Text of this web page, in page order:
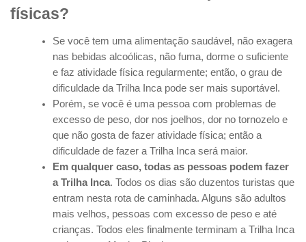
físicas?
Se você tem uma alimentação saudável, não exagera
nas bebidas alcoólicas, não fuma, dorme o suficiente
e faz atividade física regularmente; então, o grau de
dificuldade da Trilha Inca pode ser mais suportável.
Porém, se você é uma pessoa com problemas de
excesso de peso, dor nos joelhos, dor no tornozelo e
que não gosta de fazer atividade física; então a
dificuldade de fazer a Trilha Inca será maior.
Em qualquer caso, todas as pessoas podem fazer
a Trilha Inca. Todos os dias são duzentos turistas que
entram nesta rota de caminhada. Alguns são adultos
mais velhos, pessoas com excesso de peso e até
crianças. Todos eles finalmente terminam a Trilha Inca